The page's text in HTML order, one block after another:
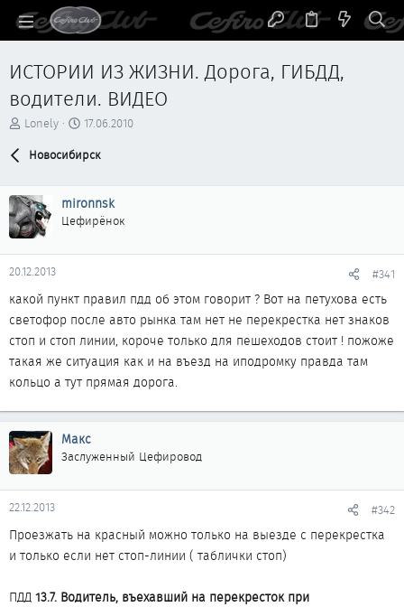
ИСТОРИИ ИЗ ЖИЗНИ. Дорога, ГИБДД,
водители. ВИДЕО
А
т
е
м
ы
Lonely
Д
т
а
ч
л
17.06.2010
Новосибирск
mironnsk
Цефирёнок
20.12.2013 #341
какой пункт правил пдд об этом говорит ? Вот на петухова есть
светофор после авто рынка там нет не перекрестка нет знаков
стоп и стоп линии, короче только для пешеходов стоит ! пожоже
такая же ситуация как и на въезд на иподромку правда там
кольцо а тут прямая дорога.
Макс
Заслуженный Цефировод
22.12.2013 #342
Проезжать на красный можно только на выезде с перекрестка
и только если нет стоп-линии ( таблички стоп)
ПДД 13.7. Водитель, въехавший на перекресток при